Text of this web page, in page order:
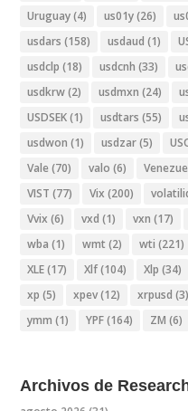
Uruguay(4) us01y(26)
usdars (158) usdaud (1)
usdclp (18) usdcnh (33)
usdkrw(2) usdmxn (24)
USDSEK(1) usdtars (55)
usdwon (1) usdzar(5)
Vale (70) valo (6)
VIST (77) Vix (200)
Vvix (6) vxd (1) vxn (17)
wba (1) wmt (2) wti (221)
XLE(17) Xlf(104) Xlp (34)
xp (5) xpev(12) xrpusd (3)
ymm (1) YPF(164) ZM (6)
Archivos de